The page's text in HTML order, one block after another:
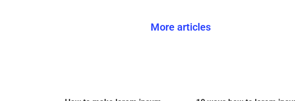
More articles